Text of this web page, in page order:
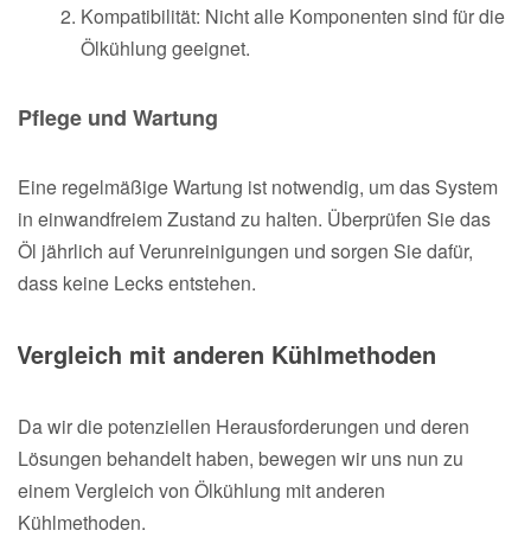
Kompatibilität: Nicht alle Komponenten sind für die
Ölkühlung geeignet.
Pflege und Wartung
Eine regelmäßige Wartung ist notwendig, um das System
in einwandfreiem Zustand zu halten. Überprüfen Sie das
Öl jährlich auf Verunreinigungen und sorgen Sie dafür,
dass keine Lecks entstehen.
Vergleich mit anderen Kühlmethoden
Da wir die potenziellen Herausforderungen und deren
Lösungen behandelt haben, bewegen wir uns nun zu
einem Vergleich von Ölkühlung mit anderen
Kühlmethoden.